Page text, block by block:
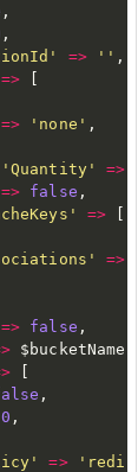
,
,
=> '' ,
=>
=> 'none' ,
'Quantity' =>
=> false ,
=>
=>
=> false ,
> $bucketName
>
,
0 ,
=>